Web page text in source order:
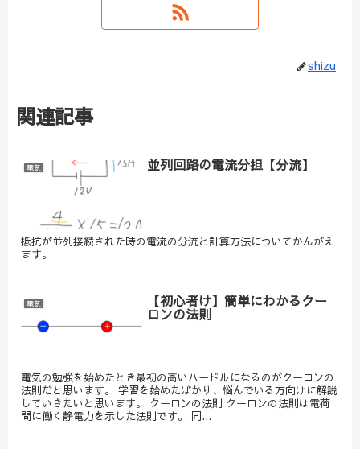
shizu
関連記事
電気 並列回路の電流分担【分流】
抵抗が並列接続された時の電流の分流と計算方法についてかんがえ
ます。
電気 【初心者け】簡単にわかるクー
ロンの法則
電気の勉強を始めたとき最初の高いハードルになるのがクーロンの
法則だと思います。 学習を始めたばかり、悩んでいる方向けに解説
していきたいと思います。 クーロンの法則 クーロンの法則は電荷
間に働く静電力を示した法則です。 同...